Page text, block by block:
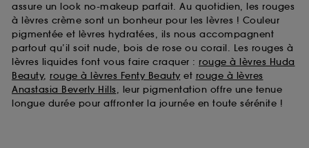
assure un look no-makeup parfait. Au quotidien, les rouges
à lèvres crème sont un bonheur pour les lèvres ! Couleur
pigmentée et lèvres hydratées, ils nous accompagnent
partout qu’il soit nude, bois de rose ou corail. Les rouges à
lèvres liquides font vous faire craquer : rouge à lèvres Huda
Beauty, rouge à lèvres Fenty Beauty et rouge à lèvres
Anastasia Beverly Hills, leur pigmentation offre une tenue
longue durée pour affronter la journée en toute sérénite !